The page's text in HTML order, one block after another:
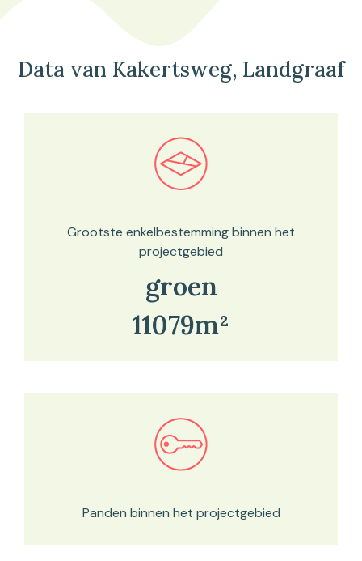
Data van Kakertsweg, Landgraaf
Bekijk in onze kaartviewer
Grootste enkelbestemming binnen het
projectgebied
groen
11079m²
Bekijk in onze kaartviewer
Panden binnen het projectgebied